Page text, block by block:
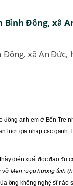
Bình Đông, xã
Đông, xã An Đức,
đông anh em ở Bến Tre
lượt gia nhập các gánh
diễn xuất độc đáo đủ
vở Men rượu hương tình
ông không nghệ sĩ nào